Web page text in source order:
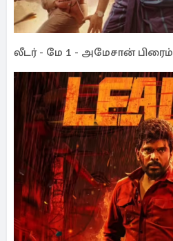
லீடர் - மே 1 - அமேசான் பிரைம்